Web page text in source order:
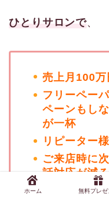
ひとりサロンで、
売上月100万
フリーペー
ペーンもし
が一杯
リピーター
ご来店時に
話対応が減
嫌なお客様
ホーム 無料プレゼ